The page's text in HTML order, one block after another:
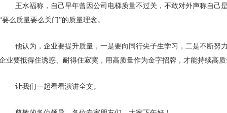
王水福称，自己早年曾因公司电梯质量不过关，不敢对外声称自己
要么质量要么关门”的质量理念。
他认为，企业要提升质量，一是要向同行尖子生学习，二是不断努
业要抵得住诱惑、耐得住寂寞，用高质量作为金字招牌，才能持续高
让我们一起看看演讲全文。